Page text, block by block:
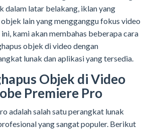
dalam latar belakang, iklan yang
lain yang mengganggu fokus video
kami akan membahas beberapa cara
objek di video dengan
lunak dan aplikasi yang tersedia.
Objek di Video
Premiere Pro
adalah salah satu perangkat lunak
yang sangat populer. Berikut